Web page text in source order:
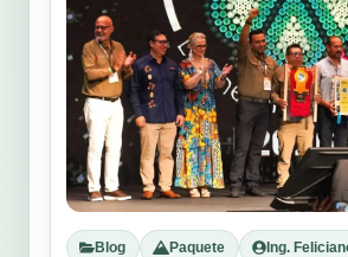
Blog Paquete Ing.